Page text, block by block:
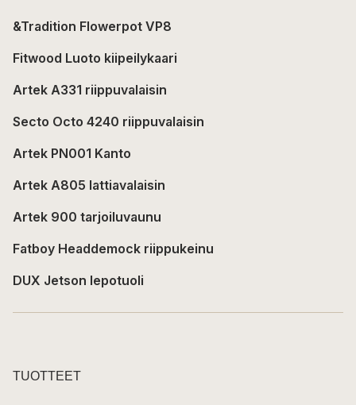
&Tradition Flowerpot VP8
Fitwood Luoto kiipeilykaari
Artek A331 riippuvalaisin
Secto Octo 4240 riippuvalaisin
Artek PN001 Kanto
Artek A805 lattiavalaisin
Artek 900 tarjoiluvaunu
Fatboy Headdemock riippukeinu
DUX Jetson lepotuoli
TUOTTEET